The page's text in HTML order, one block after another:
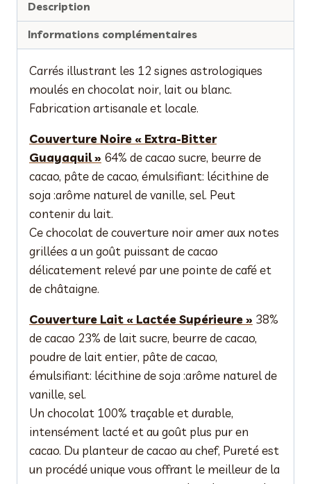
Description
Informations complémentaires
Carrés illustrant les 12 signes astrologiques
moulés en chocolat noir, lait ou blanc.
Fabrication artisanale et locale.
Couverture Noire « Extra-Bitter
Guayaquil » 64% de cacao sucre, beurre de
cacao, pâte de cacao, émulsifiant: lécithine de
soja :arôme naturel de vanille, sel. Peut
contenir du lait.
Ce chocolat de couverture noir amer aux notes
grillées a un goût puissant de cacao
délicatement relevé par une pointe de café et
de châtaigne.
Couverture Lait « Lactée Supérieure » 38%
de cacao 23% de lait sucre, beurre de cacao,
poudre de lait entier, pâte de cacao,
émulsifiant: lécithine de soja :arôme naturel de
vanille, sel.
Un chocolat 100% traçable et durable,
intensément lacté et au goût plus pur en
cacao. Du planteur de cacao au chef, Pureté est
un procédé unique vous offrant le meilleur de la